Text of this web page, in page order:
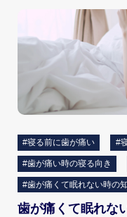
#寝る前に歯が痛い #
#歯が痛い時の寝る向き
#歯が痛くて眠れない時の